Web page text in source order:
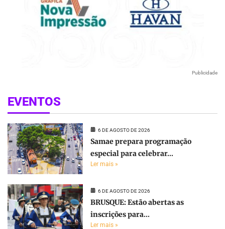
Publicidade
EVENTOS
6 DE AGOSTO DE 2026
Samae prepara programação
especial para celebrar...
Ler mais »
6 DE AGOSTO DE 2026
BRUSQUE: Estão abertas as
inscrições para...
Ler mais »